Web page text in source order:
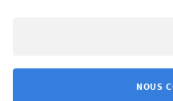
NOUS